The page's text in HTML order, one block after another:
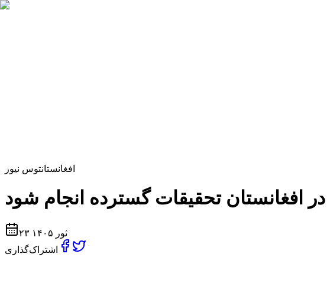
افغانستانتوس نیوز
۲۳ ثور ۱۴۰۵
اشتراک‌گذاری